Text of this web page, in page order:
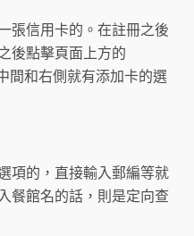
張信用卡的。在註冊之後
後點擊頁面上方的
間和右側就有添加卡的選
項的，直接輸入郵編等就
餐館名的話，則是定向查